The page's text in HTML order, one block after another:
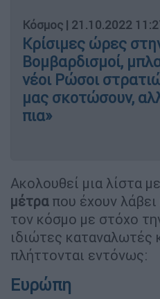
Κόσμος | 21.10.2022
Κρίσιμες ώρες
Βομβαρδισμοί,
νέοι Ρώσοι
μας σκοτώσουν,
πια»
Ακολουθεί μια λίστα με
μέτραπου έχουν
τον κόσμο με στόχο
ιδιώτες καταναλωτές
πλήττονται εντόνως:
Ευρώπη